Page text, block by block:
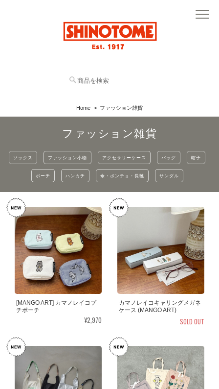
Home ファッション雑貨
ファッション雑貨
ソックス ファッション小物 アクセサリーケース バッグ 帽子
ポーチ ハンカチ 傘・ポンチョ・長靴 サンダル
[MANGO ART] カマノレイコプ
チポーチ
¥2,970
カマノレイコキャリングメガネ
ケース (MANGO ART)
SOLD OUT